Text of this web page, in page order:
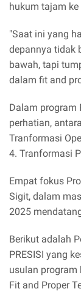
hukum tajam
"Saat ini yang
depannya tidak
bawah, tapi
dalam fit and
Dalam program
perhatian,
Tranformasi
4. Tranformasi
Empat fokus
Sigit, dalam
2025
Berikut adalah
PRESISI yang
usulan program
Fit and Proper